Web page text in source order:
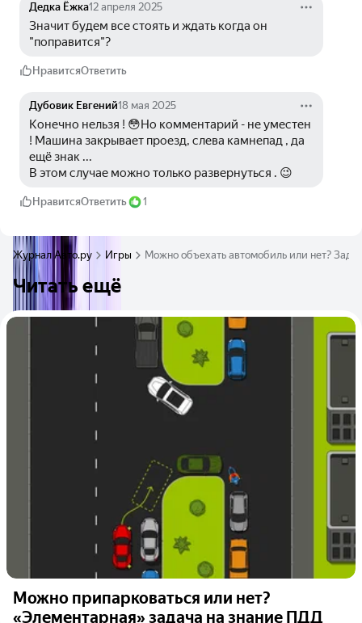
Дедка Ёжка12 апреля 2025
Значит будем все стоять и ждать когда он
"поправится"?
НравитсяОтветить
Дубовик Евгений18 мая 2025
Конечно нельзя ! 😳Но комментарий - не уместен
! Машина закрывает проезд, слева камнепад , да
ещё знак ...
В этом случае можно только развернуться . 😉
НравитсяОтветить 1
Журнал Авто.ру Игры Можно объехать автомобиль или нет?
Читать ещё
Можно припарковаться или нет?
«Элементарная» задача на знание ПДД